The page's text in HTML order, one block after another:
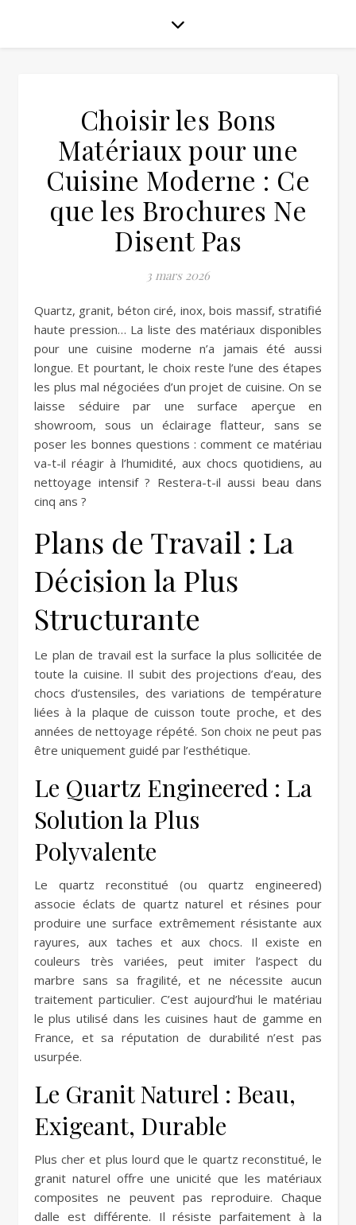
Choisir les Bons
Matériaux pour une
Cuisine Moderne : Ce
que les Brochures Ne
Disent Pas
3 mars 2026
Quartz, granit, béton ciré, inox, bois massif, stratifié
haute pression… La liste des matériaux disponibles
pour une cuisine moderne n’a jamais été aussi
longue. Et pourtant, le choix reste l’une des étapes
les plus mal négociées d’un projet de cuisine. On se
laisse séduire par une surface aperçue en
showroom, sous un éclairage flatteur, sans se
poser les bonnes questions : comment ce matériau
va-t-il réagir à l’humidité, aux chocs quotidiens, au
nettoyage intensif ? Restera-t-il aussi beau dans
cinq ans ?
Plans de Travail : La
Décision la Plus
Structurante
Le plan de travail est la surface la plus sollicitée de
toute la cuisine. Il subit des projections d’eau, des
chocs d’ustensiles, des variations de température
liées à la plaque de cuisson toute proche, et des
années de nettoyage répété. Son choix ne peut pas
être uniquement guidé par l’esthétique.
Le Quartz Engineered : La
Solution la Plus
Polyvalente
Le quartz reconstitué (ou quartz engineered)
associe éclats de quartz naturel et résines pour
produire une surface extrêmement résistante aux
rayures, aux taches et aux chocs. Il existe en
couleurs très variées, peut imiter l’aspect du
marbre sans sa fragilité, et ne nécessite aucun
traitement particulier. C’est aujourd’hui le matériau
le plus utilisé dans les cuisines haut de gamme en
France, et sa réputation de durabilité n’est pas
usurpée.
Le Granit Naturel : Beau,
Exigeant, Durable
Plus cher et plus lourd que le quartz reconstitué, le
granit naturel offre une unicité que les matériaux
composites ne peuvent pas reproduire. Chaque
dalle est différente. Il résiste parfaitement à la